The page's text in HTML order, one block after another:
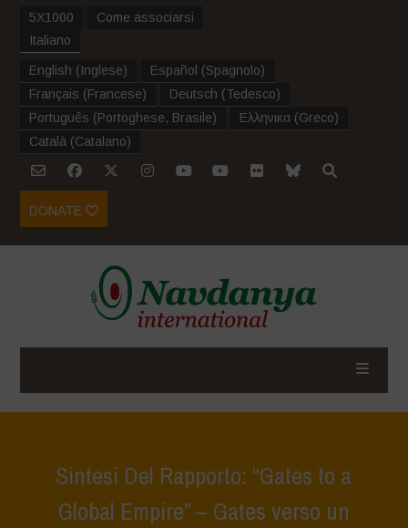
5X1000
Come associarsi
Italiano
English (Inglese) Español (Spagnolo)
Français (Francese) Deutsch (Tedesco)
Português (Portoghese, Brasile) Ελληνικα (Greco)
Català (Catalano)
DONATE
Sintesi Del Rapporto: “Gates to a
Global Empire” – Gates verso un